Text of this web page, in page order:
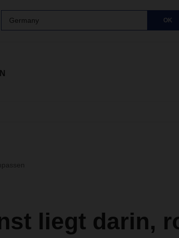
Germany OK
liegt darin,